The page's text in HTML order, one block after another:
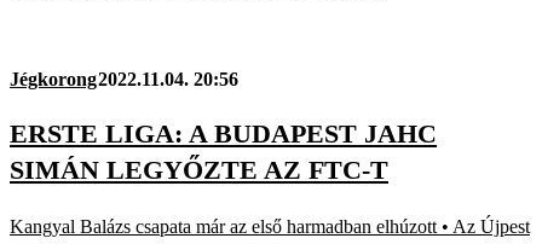
Jégkorong2022.11.04. 20:56
ERSTE LIGA: A BUDAPEST JAHC
SIMÁN LEGYŐZTE AZ FTC-T
Kangyal Balázs csapata már az első harmadban elhúzott • Az Újpest